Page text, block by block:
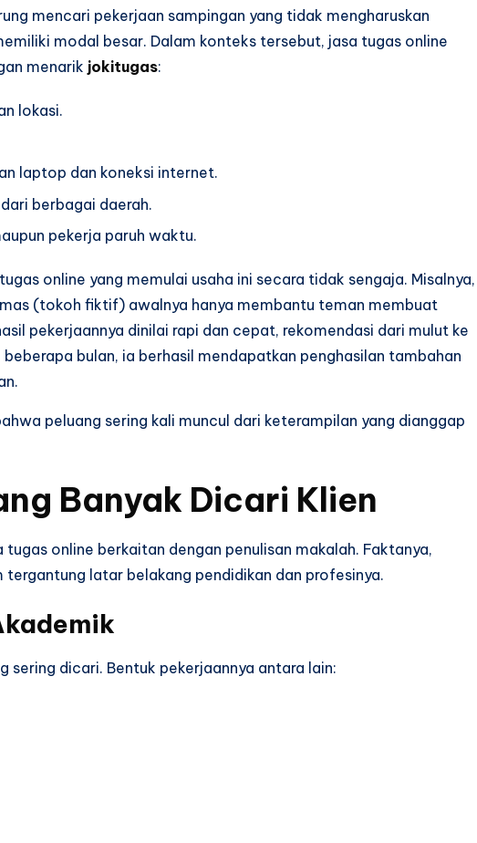
mencari pekerjaan sampingan yang tidak mengharuskan
modal besar. Dalam konteks tersebut, jasa tugas online
menarik jokitugas:
lokasi.
laptop dan koneksi internet.
berbagai daerah.
pekerja paruh waktu.
online yang memulai usaha ini secara tidak sengaja. Misalnya,
(tokoh fiktif) awalnya hanya membantu teman membuat
pekerjaannya dinilai rapi dan cepat, rekomendasi dari mulut ke
bulan, ia berhasil mendapatkan penghasilan tambahan
peluang sering kali muncul dari keterampilan yang dianggap
Banyak Dicari Klien
online berkaitan dengan penulisan makalah. Faktanya,
tergantung latar belakang pendidikan dan profesinya.
sering dicari. Bentuk pekerjaannya antara lain: